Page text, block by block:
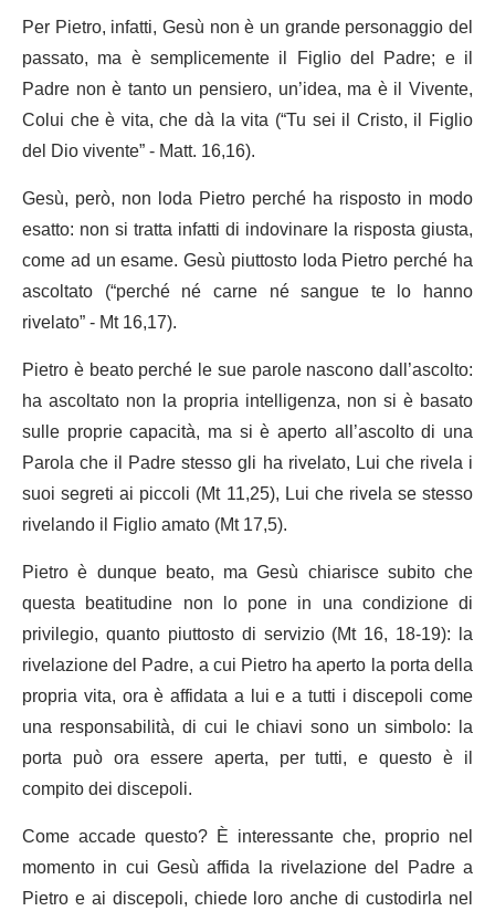
Per Pietro, infatti, Gesù non è un grande personaggio del
passato, ma è semplicemente il Figlio del Padre; e il
Padre non è tanto un pensiero, un’idea, ma è il Vivente,
Colui che è vita, che dà la vita (“Tu sei il Cristo, il Figlio
del Dio vivente” - Matt. 16,16).
Gesù, però, non loda Pietro perché ha risposto in modo
esatto: non si tratta infatti di indovinare la risposta giusta,
come ad un esame. Gesù piuttosto loda Pietro perché ha
ascoltato (“perché né carne né sangue te lo hanno
rivelato” - Mt 16,17).
Pietro è beato perché le sue parole nascono dall’ascolto:
ha ascoltato non la propria intelligenza, non si è basato
sulle proprie capacità, ma si è aperto all’ascolto di una
Parola che il Padre stesso gli ha rivelato, Lui che rivela i
suoi segreti ai piccoli (Mt 11,25), Lui che rivela se stesso
rivelando il Figlio amato (Mt 17,5).
Pietro è dunque beato, ma Gesù chiarisce subito che
questa beatitudine non lo pone in una condizione di
privilegio, quanto piuttosto di servizio (Mt 16, 18-19): la
rivelazione del Padre, a cui Pietro ha aperto la porta della
propria vita, ora è affidata a lui e a tutti i discepoli come
una responsabilità, di cui le chiavi sono un simbolo: la
porta può ora essere aperta, per tutti, e questo è il
compito dei discepoli.
Come accade questo? È interessante che, proprio nel
momento in cui Gesù affida la rivelazione del Padre a
Pietro e ai discepoli, chiede loro anche di custodirla nel